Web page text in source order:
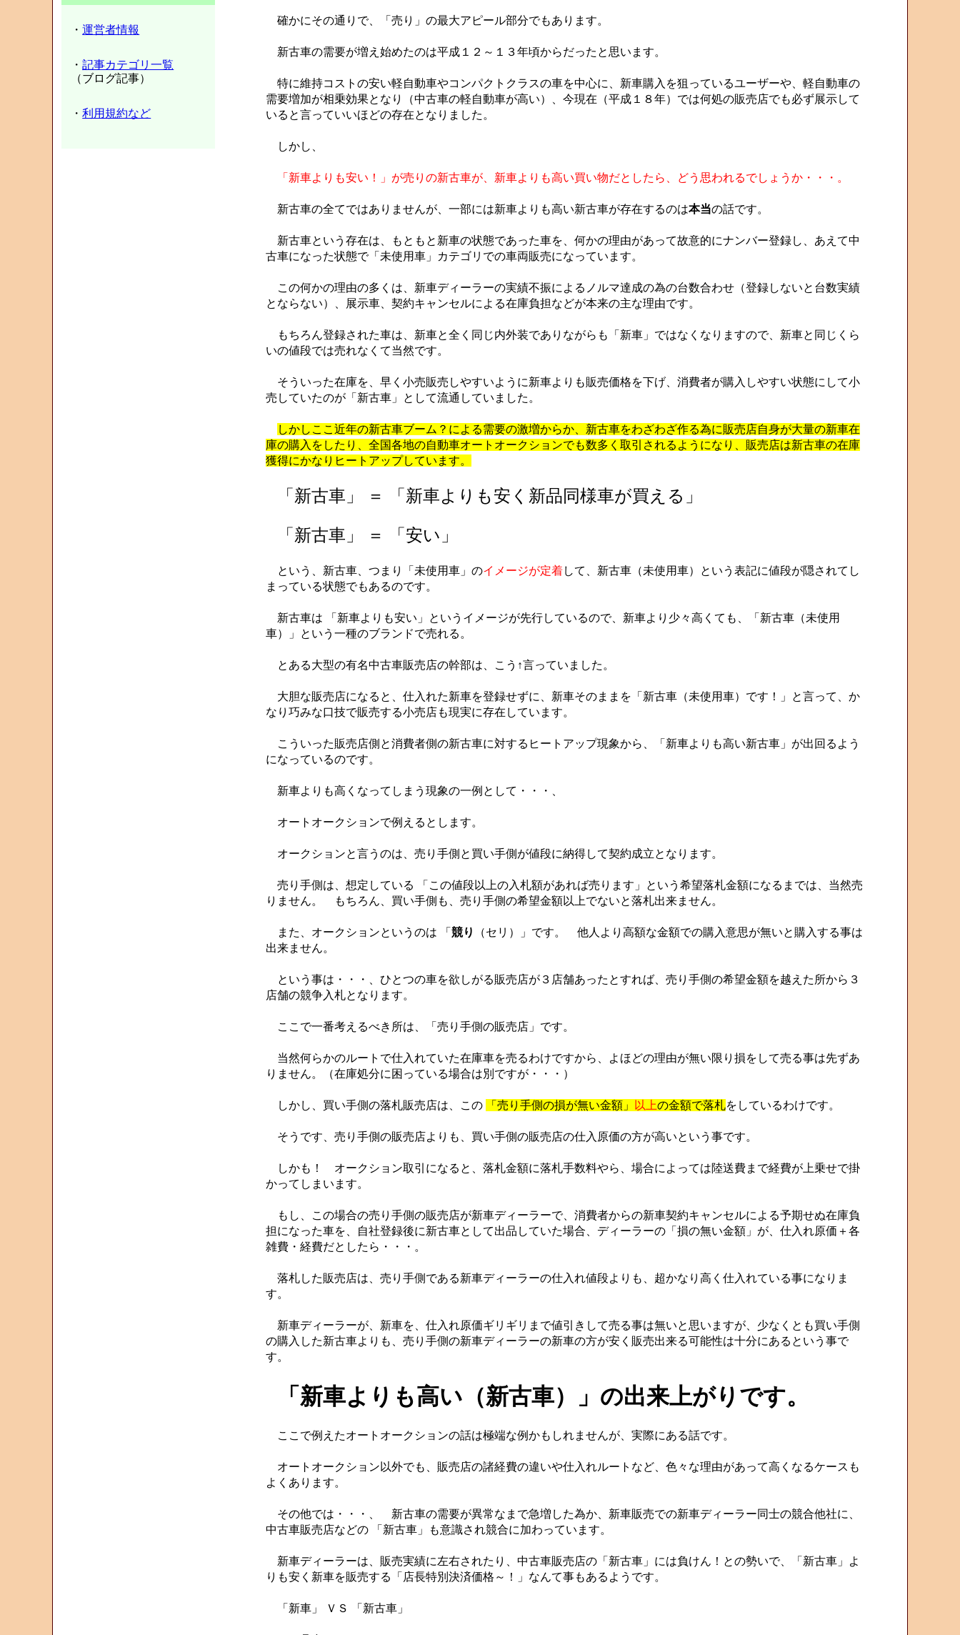
確かにその通りで、「売り」の最大アピール部分でもあります。
新古車の需要が増え始めたのは平成１２～１３年頃からだったと思います。
特に維持コストの安い軽自動車やコンパクトクラスの車を中心に、新車購入を狙っているユーザーや、軽自動車の
需要増加が相乗効果となり（中古車の軽自動車が高い）、今現在（平成１８年）では何処の販売店でも必ず展示して
いると言っていいほどの存在となりました。
しかし、
「新車よりも安い！」が売りの新古車が、新車よりも高い買い物だとしたら、どう思われるでしょうか・・・。
新古車の全てではありませんが、一部には新車よりも高い新古車が存在するのは本当の話です。
新古車という存在は、もともと新車の状態であった車を、何かの理由があって故意的にナンバー登録し、あえて中
古車になった状態で「未使用車」カテゴリでの車両販売になっています。
この何かの理由の多くは、新車ディーラーの実績不振によるノルマ達成の為の台数合わせ（登録しないと台数実績
とならない）、展示車、契約キャンセルによる在庫負担などが本来の主な理由です。
もちろん登録された車は、新車と全く同じ内外装でありながらも「新車」ではなくなりますので、新車と同じくら
いの値段では売れなくて当然です。
そういった在庫を、早く小売販売しやすいように新車よりも販売価格を下げ、消費者が購入しやすい状態にして小
売していたのが「新古車」として流通していました。
しかしここ近年の新古車ブーム？による需要の激増からか、新古車をわざわざ作る為に販売店自身が大量の新車在
庫の購入をしたり、全国各地の自動車オートオークションでも数多く取引されるようになり、販売店は新古車の在庫
獲得にかなりヒートアップしています。
「新古車」 ＝ 「新車よりも安く新品同様車が買える」
「新古車」 ＝ 「安い」
という、新古車、つまり「未使用車」のイメージが定着して、新古車（未使用車）という表記に値段が隠されてし
まっている状態でもあるのです。
新古車は 「新車よりも安い」というイメージが先行しているので、新車より少々高くても、「新古車（未使用
車）」という一種のブランドで売れる。
とある大型の有名中古車販売店の幹部は、こう↑言っていました。
大胆な販売店になると、仕入れた新車を登録せずに、新車そのままを「新古車（未使用車）です！」と言って、か
なり巧みな口技で販売する小売店も現実に存在しています。
こういった販売店側と消費者側の新古車に対するヒートアップ現象から、「新車よりも高い新古車」が出回るよう
になっているのです。
新車よりも高くなってしまう現象の一例として・・・、
オートオークションで例えるとします。
オークションと言うのは、売り手側と買い手側が値段に納得して契約成立となります。
売り手側は、想定している 「この値段以上の入札額があれば売ります」という希望落札金額になるまでは、当然売
りません。 もちろん、買い手側も、売り手側の希望金額以上でないと落札出来ません。
また、オークションというのは 「競り
（セリ）」です。 他人より高額な金額での購入意思が無いと購入する事は
出来ません。
という事は・・・、ひとつの車を欲しがる販売店が３店舗あったとすれば、売り手側の希望金額を越えた所から３
店舗の競争入札となります。
ここで一番考えるべき所は、「売り手側の販売店」です。
当然何らかのルートで仕入れていた在庫車を売るわけですから、よほどの理由が無い限り損をして売る事は先ずあ
りません。（在庫処分に困っている場合は別ですが・・・）
しかし、買い手側の落札販売店は、この 「売り手側の損が無い金額」 以上の金額で落札をしているわけです。
そうです、売り手側の販売店よりも、買い手側の販売店の仕入原価の方が高いという事です。
しかも！ オークション取引になると、落札金額に落札手数料やら、場合によっては陸送費まで経費が上乗せで掛
かってしまいます。
もし、この場合の売り手側の販売店が新車ディーラーで、消費者からの新車契約キャンセルによる予期せぬ在庫負
担になった車を、自社登録後に新古車として出品していた場合、ディーラーの「損の無い金額」が、仕入れ原価＋各
雑費・経費だとしたら・・・。
落札した販売店は、売り手側である新車ディーラーの仕入れ値段よりも、超かなり高く仕入れている事になりま
す。
新車ディーラーが、新車を、仕入れ原価ギリギリまで値引きして売る事は無いと思いますが、少なくとも買い手側
の購入した新古車よりも、売り手側の新車ディーラーの新車の方が安く販売出来る可能性は十分にあるという事で
す。
「新車よりも高い（新古車）」の出来上がりです。
ここで例えたオートオークションの話は極端な例かもしれませんが、実際にある話です。
オートオークション以外でも、販売店の諸経費の違いや仕入れルートなど、色々な理由があって高くなるケースも
よくあります。
その他では・・・、 新古車の需要が異常なまで急増した為か、新車販売での新車ディーラー同士の競合他社に、
中古車販売店などの 「新古車」も意識され競合に加わっています。
新車ディーラーは、販売実績に左右されたり、中古車販売店の「新古車」には負けん！との勢いで、「新古車」よ
りも安く新車を販売する「店長特別決済価格～！」なんて事もあるようです。
「新車」 ＶＳ 「新古車」
・運営者情報
・記事カテゴリ一覧
（ブログ記事）
・利用規約など